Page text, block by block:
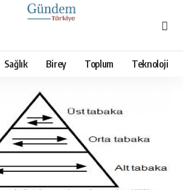
Sağlık Birey Toplum Teknoloji